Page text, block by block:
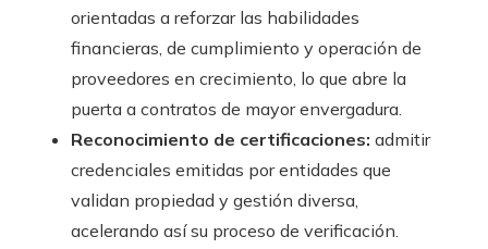
orientadas a reforzar las habilidades
financieras, de cumplimiento y operación de
proveedores en crecimiento, lo que abre la
puerta a contratos de mayor envergadura.
Reconocimiento de certificaciones: admitir
credenciales emitidas por entidades que
validan propiedad y gestión diversa,
acelerando así su proceso de verificación.